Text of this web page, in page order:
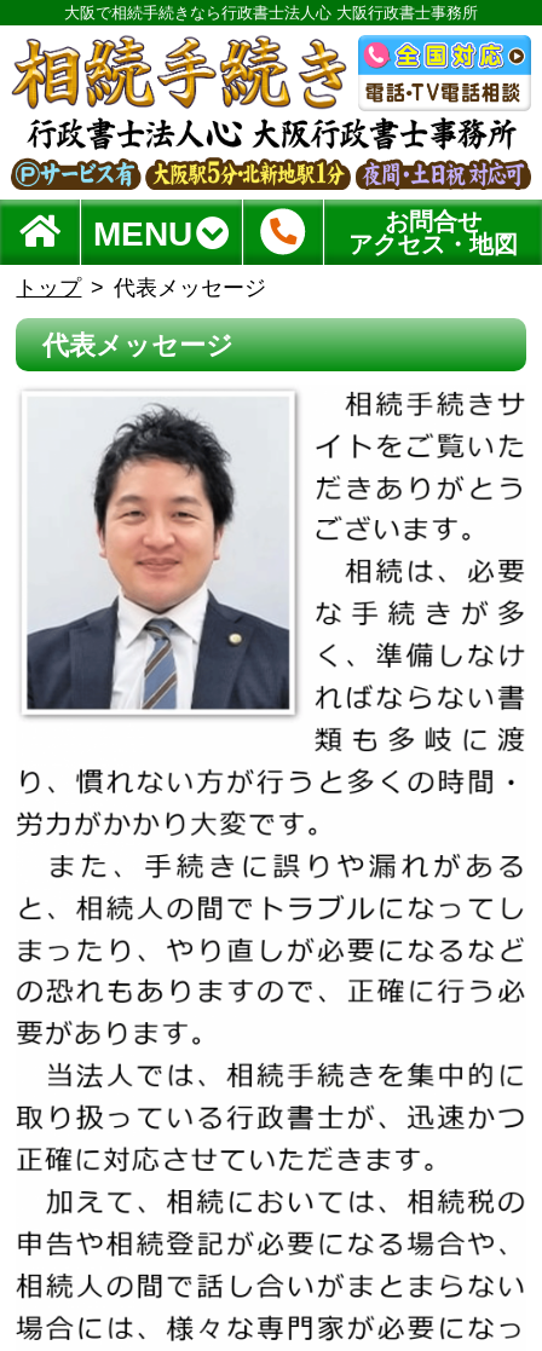
大阪で相続手続きなら行政書士法人心 大阪行政書士事務所
MENU
お問合せ
アクセス・地図
トップ 代表メッセージ
代表メッセージ